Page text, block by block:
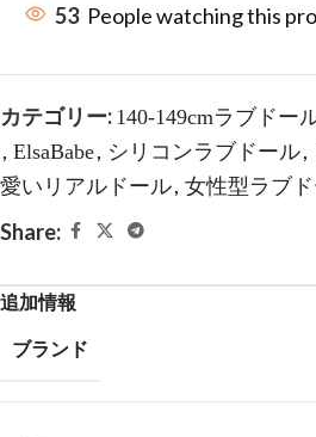
53 People watching this
カテゴリー: 140-149cmラブドー
, ElsaBabe, シリコンラブドール,
愛いリアルドール, 女性型ラブ
Share:
追加情報
ブランド